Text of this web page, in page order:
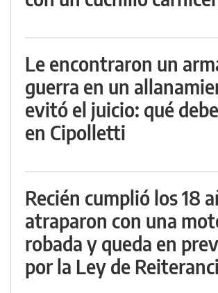
Le encontraron un
guerra en un
evitó el juicio: qué
en Cipolletti
Recién cumplió los 18
atraparon con una
robada y queda en
por la Ley de